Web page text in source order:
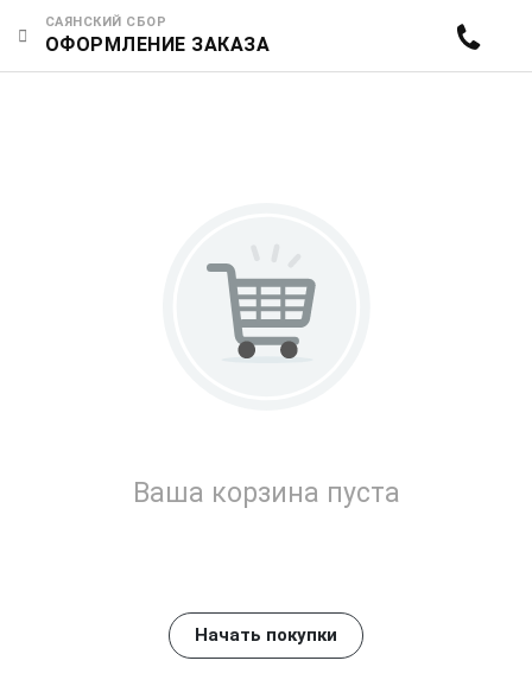
САЯНСКИЙ СБОР
ОФОРМЛЕНИЕ ЗАКАЗА
Ваша корзина пуста
Начать покупки